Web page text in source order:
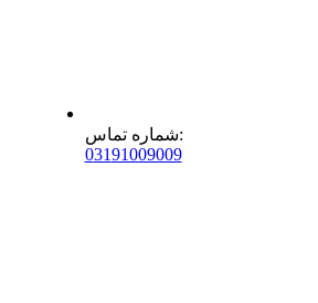
شماره تماس:
03191009009